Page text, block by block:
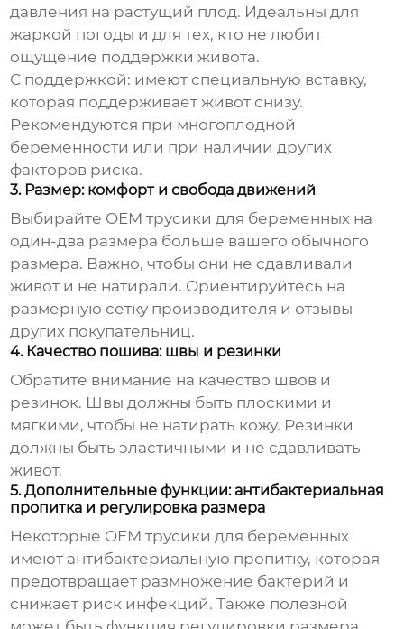
давления на растущий плод. Идеальны для
жаркой погоды и для тех, кто не любит
ощущение поддержки живота.
С поддержкой: имеют специальную вставку,
которая поддерживает живот снизу.
Рекомендуются при многоплодной
беременности или при наличии других
факторов риска.
3. Размер: комфорт и свобода движений
Выбирайте OEM трусики для беременных на
один-два размера больше вашего обычного
размера. Важно, чтобы они не сдавливали
живот и не натирали. Ориентируйтесь на
размерную сетку производителя и отзывы
других покупательниц.
4. Качество пошива: швы и резинки
Обратите внимание на качество швов и
резинок. Швы должны быть плоскими и
мягкими, чтобы не натирать кожу. Резинки
должны быть эластичными и не сдавливать
живот.
5. Дополнительные функции: антибактериальная
пропитка и регулировка размера
Некоторые OEM трусики для беременных
имеют антибактериальную пропитку, которая
предотвращает размножение бактерий и
снижает риск инфекций. Также полезной